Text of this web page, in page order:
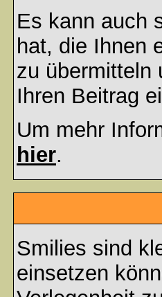
Es kann auch
hat, die Ihnen
zu übermitteln
Ihren Beitrag
Um mehr
hier.
Smilies sind
einsetzen